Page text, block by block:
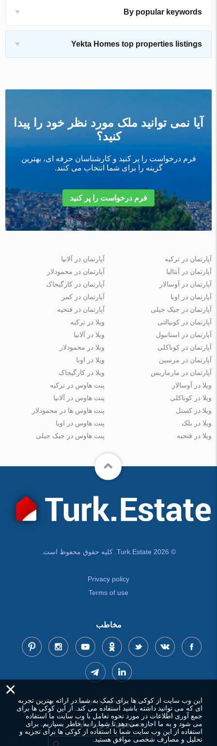
By popular keywords
Yekta Homes top properties listings
آیا نمی توانید ملک مورد نظر خود را پیدا
کنید؟
فرم درخواست را پر کنید و کارشناسان حرفه ای، بهترین
گزینه را برای شما انتخاب می کنند.
فرم درخواست را پر کنید
آپارتمان در ترکیه
آپارتمان در آنتالیا
آپارتمان در آوسالار
آپارتمان در اوبا
آپارتمان در جیک جیلی
آپارتمان در آلانیا
آپارتمان در محمودلار
آپارتمان در کارگیجاک
آپارتمان در کمر
آپارتمان در فتحیه
آپارتمان در کونیالتی
آپارتمان در استانبول
آپارتمان در کوناکلی
آپارتمان در مرسین
آپارتمان در مارماریس
ویلا در ترکیه
ویلا در آلانیا
ویلا در محمودلار
ویلا در اوبا
ویلا در کارگیجاک
ویلا در آوسالار
ویلا در کوناکلی
ویلا در کستل
ویلا در بلک
ویلا در فتحیه
پنت هاوس در ترکیه
پنت هاوس در آلانیا
پنت هاوس ها در محمودلار
پنت هاوس در اوبا
پنت هاوس در جیک جیلی
© Turk.Estate 2026. کلیه حقوق محفوظ است.
Privacy policy
Terms of use
مخاطب
پیام خود را بنویسید
جستجوی در وب سایت
×
این وب سایت از کوکی ها برای کمک به شما در ارائه بهترین تجربه
ای که می توانید داشته باشید استفاده می کند. از این کوکی ها برای
جمع آوری اطلاعات در مورد نحوه تعامل با وب سایت ما استفاده
می شود و به ما اجازه می دهد تا شما را به خاطر بسپاریم. برای
استفاده از این وب سایت شما با استفاده از کوکی ها برای تجزیه و
تحلیل و مصارف شخصی موافق هستید.